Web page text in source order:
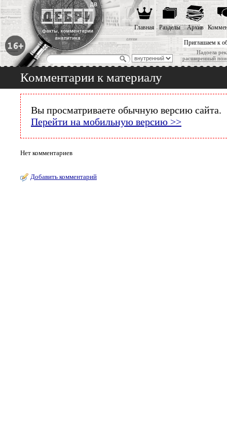
Приглашаем к
Надоела
расширенный
Главная Разделы Архив
Комментарии к материалу
Вы просматриваете обычную версию сайта.
Перейти на мобильную версию >>
Нет комментариев
Добавить комментарий